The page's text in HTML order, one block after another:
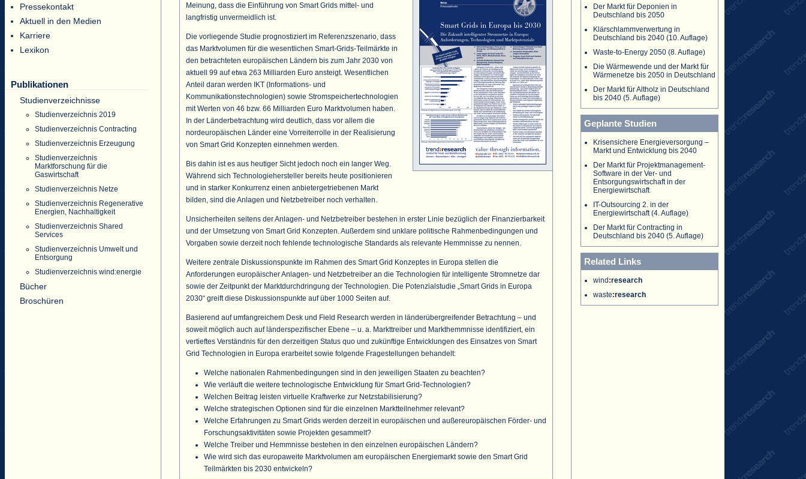
Pressekontakt
Aktuell in den Medien
Karriere
Lexikon
Publikationen
Studienverzeichnisse
Studienverzeichnis 2019
Studienverzeichnis Contracting
Studienverzeichnis Erzeugung
Studienverzeichnis
Marktforschung für die
Gaswirtschaft
Studienverzeichnis Netze
Studienverzeichnis Regenerative
Energien, Nachhaltigkeit
Studienverzeichnis Shared
Services
Studienverzeichnis Umwelt und
Entsorgung
Studienverzeichnis wind:energie
Bücher
Broschüren
Meinung, dass die Einführung von Smart Grids mittel- und
langfristig unvermeidlich ist.
Die vorliegende Studie prognostiziert im Referenzszenario, dass
das Marktvolumen für die wesentlichen Smart-Grids-Teilmärkte in
den betrachteten europäischen Ländern bis zum Jahr 2030 von
aktuell 99 auf etwa 263 Milliarden Euro ansteigt. Wesentlichen
Anteil daran werden IKT (Informations- und
Kommunikationstechnologien) sowie Stromspeichertechnologien
mit Werten von 46 bzw. 66 Milliarden Euro Marktvolumen haben.
In der Länderbetrachtung wird deutlich, dass vor allem die
nordeuropäischen Länder eine Vorreiterrolle in der Realisierung
von Smart Grid Konzepten einnehmen werden.
Bis dahin ist es aus heutiger Sicht jedoch noch ein langer Weg.
Während sich Technologiehersteller bereits heute positionieren
und in starker Konkurrenz einen anbietergetriebenen Markt
bilden, sind die Anlagen und Netzbetreiber noch verhalten.
Unsicherheiten seitens der Anlagen- und Netzbetreiber bestehen in erster Linie bezüglich der Finanzierbarkeit
und der Umsetzung von Smart Grid Konzepten. Außerdem sind unklare politische Rahmenbedingungen und
Vorgaben sowie derzeit noch fehlende technologische Standards als relevante Hemmnisse zu nennen.
Weitere zentrale Diskussionspunkte im Rahmen des Smart Grid Konzeptes in Europa stellen die
Anforderungen europäischer Anlagen- und Netzbetreiber an die Technologien für intelligente Stromnetze dar
sowie der Zeitpunkt der Marktdurchdringung der Technologien. Die Potenzialstudie „Smart Grids in Europa
2030“ greift diese Diskussionspunkte auf über 1000 Seiten auf.
Basierend auf umfangreichem Desk und Field Research werden in länderübergreifender Betrachtung – und
soweit möglich auch auf länderspezifischer Ebene – u. a. Markttreiber und Markthemmnisse identifiziert, ein
vertieftes Verständnis für den derzeitigen Status quo und zukünftige Entwicklungen des Einsatzes von Smart
Grid Technologien in Europa erarbeitet sowie folgende Fragestellungen behandelt:
Welche nationalen Rahmenbedingungen sind in den jeweiligen Staaten zu beachten?
Wie verläuft die weitere technologische Entwicklung für Smart Grid-Technologien?
Welchen Beitrag leisten virtuelle Kraftwerke zur Netzstabilisierung?
Welche strategischen Optionen sind für die einzelnen Marktteilnehmer relevant?
Welche Erfahrungen zu Smart Grids werden derzeit in europäischen und außereuropäischen Förder- und
Forschungsaktivitäten sowie Projekten gesammelt?
Welche Treiber und Hemmnisse bestehen in den einzelnen europäischen Ländern?
Wie wird sich das europaweite Marktvolumen am europäischen Energiemarkt sowie den Smart Grid
Teilmärkten bis 2030 entwickeln?
Der Markt für Deponien in
Deutschland bis 2050
Klärschlammverwertung in
Deutschland bis 2040 (10. Auflage)
Waste-to-Energy 2050 (8. Auflage)
Die Wärmewende und der Markt für
Wärmenetze bis 2050 in Deutschland
Der Markt für Altholz in Deutschland
bis 2040 (5. Auflage)
Geplante Studien
Krisensichere Energieversorgung –
Markt und Entwicklung bis 2040
Der Markt für Projektmanagement-
Software in der Ver- und
Entsorgungswirtschaft in der
Energiewirtschaft
IT-Outsourcing 2. in der
Energiewirtschaft (4. Auflage)
Der Markt für Contracting in
Deutschland bis 2040 (5. Auflage)
Related Links
wind :research
waste:research